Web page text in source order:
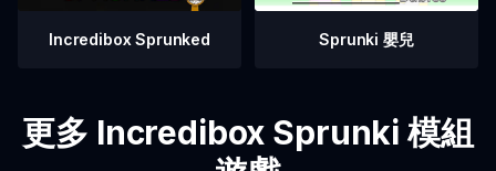
Incredibox Sprunked Sprunki 嬰兒
更多 Incredibox Sprunki 模組